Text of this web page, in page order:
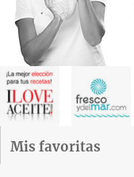
Mis favoritas